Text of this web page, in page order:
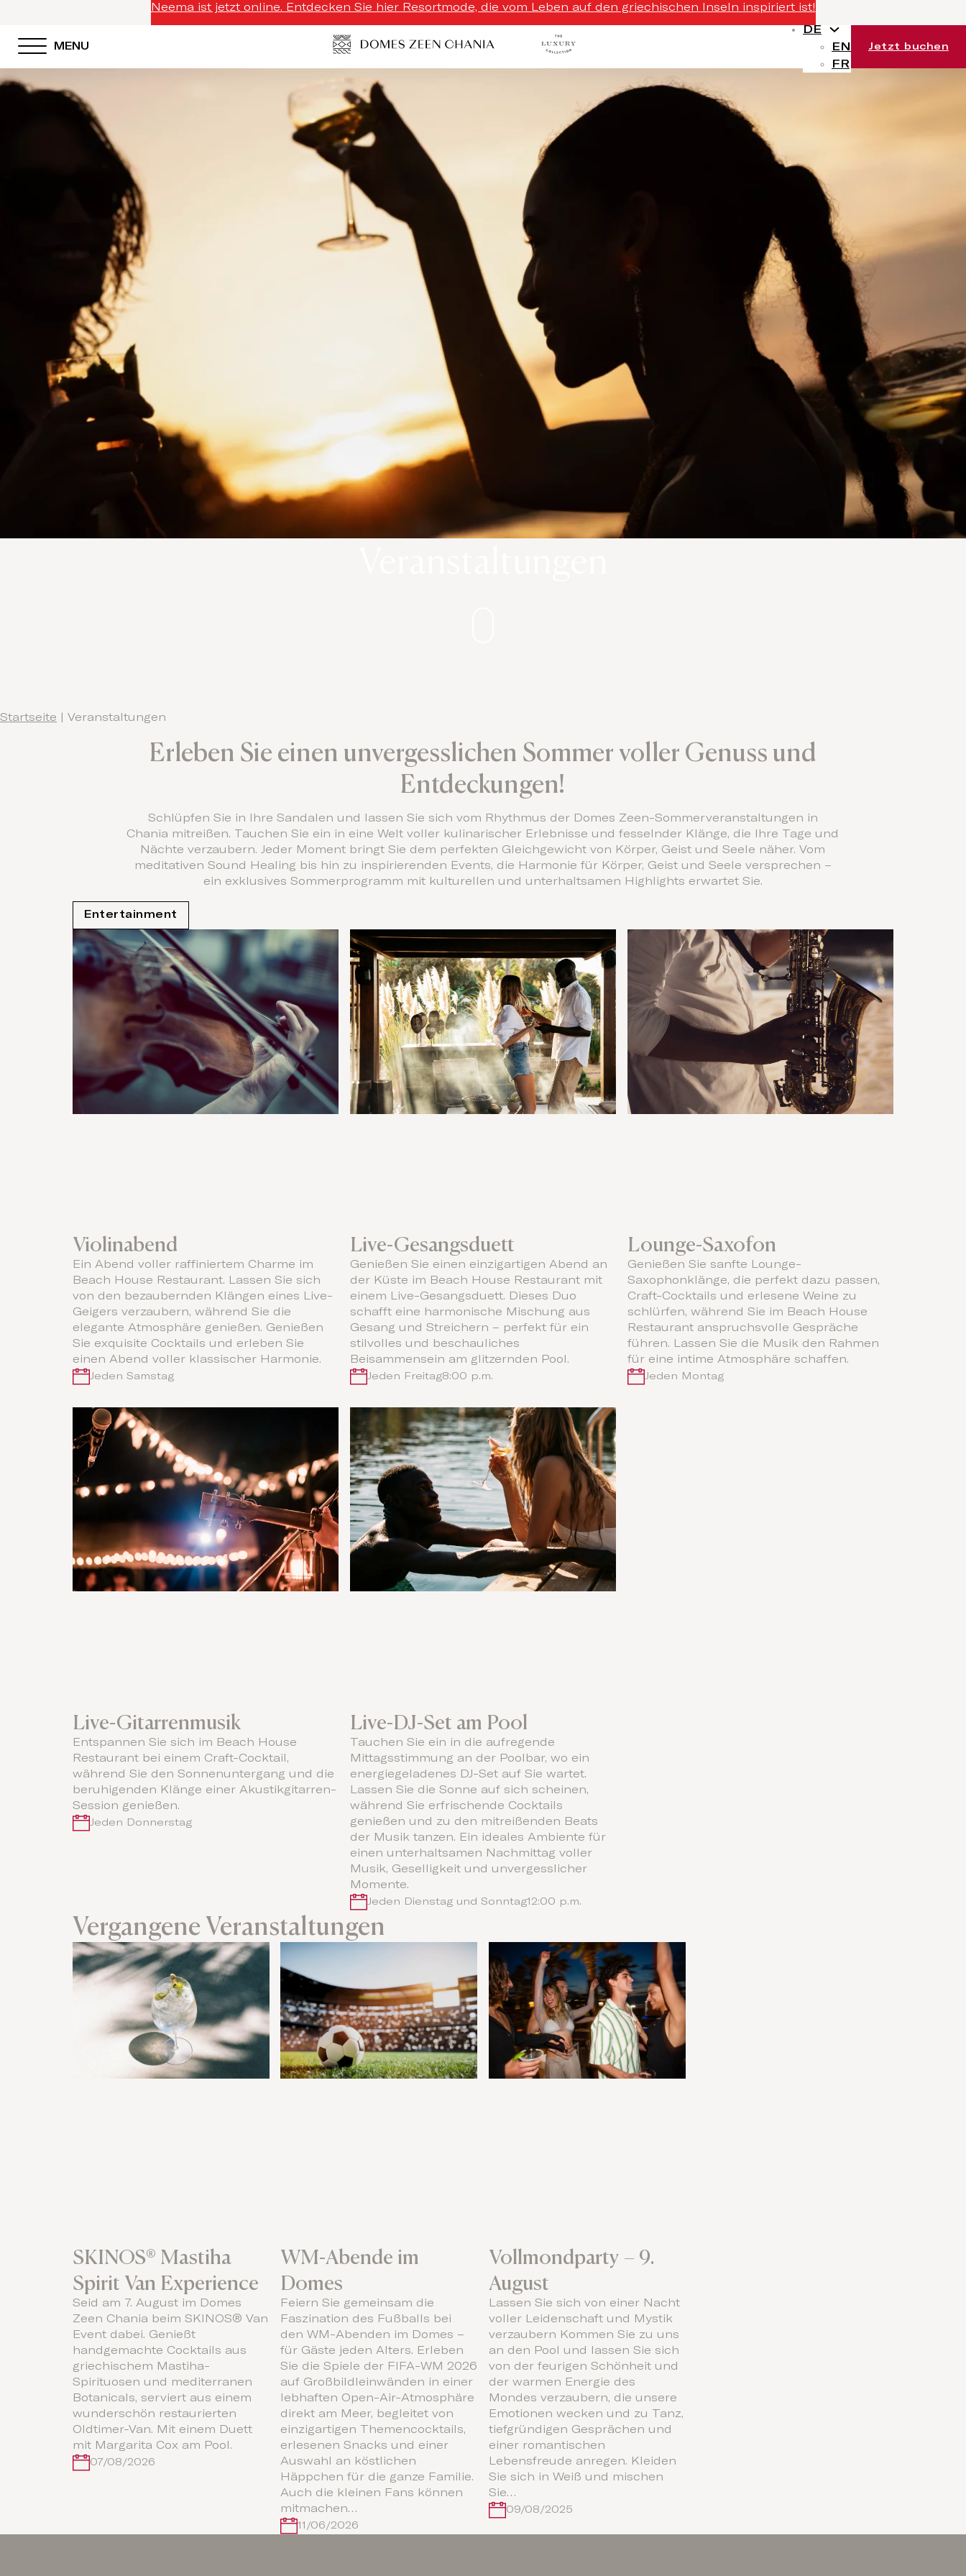
Neema ist jetzt online. Entdecken Sie hier Resortmode, die vom Leben auf den griechischen Inseln inspiriert ist!
MENU
DE
EN
FR
Jetzt buchen
Startseite Veranstaltungen
Erleben Sie einen unvergesslichen Sommer voller Genuss und
Entdeckungen!
Schlüpfen Sie in Ihre Sandalen und lassen Sie sich vom Rhythmus der Domes Zeen-Sommerveranstaltungen in
Chania mitreißen. Tauchen Sie ein in eine Welt voller kulinarischer Erlebnisse und fesselnder Klänge, die Ihre Tage und
Nächte verzaubern. Jeder Moment bringt Sie dem perfekten Gleichgewicht von Körper, Geist und Seele näher. Vom
meditativen Sound Healing bis hin zu inspirierenden Events, die Harmonie für Körper, Geist und Seele versprechen –
ein exklusives Sommerprogramm mit kulturellen und unterhaltsamen Highlights erwartet Sie.
Entertainment
Violinabend
Ein Abend voller raffiniertem Charme im
Beach House Restaurant. Lassen Sie sich
von den bezaubernden Klängen eines Live-
Geigers verzaubern, während Sie die
elegante Atmosphäre genießen. Genießen
Sie exquisite Cocktails und erleben Sie
einen Abend voller klassischer Harmonie.
Jeden Samstag
Live-Gesangsduett
Genießen Sie einen einzigartigen Abend an
der Küste im Beach House Restaurant mit
einem Live-Gesangsduett. Dieses Duo
schafft eine harmonische Mischung aus
Gesang und Streichern – perfekt für ein
stilvolles und beschauliches
Beisammensein am glitzernden Pool.
Jeden Freitag8:00 p.m.
Lounge-Saxofon
Genießen Sie sanfte Lounge-
Saxophonklänge, die perfekt dazu passen,
Craft-Cocktails und erlesene Weine zu
schlürfen, während Sie im Beach House
Restaurant anspruchsvolle Gespräche
führen. Lassen Sie die Musik den Rahmen
für eine intime Atmosphäre schaffen.
Jeden Montag
Live-Gitarrenmusik
Entspannen Sie sich im Beach House
Restaurant bei einem Craft-Cocktail,
während Sie den Sonnenuntergang und die
beruhigenden Klänge einer Akustikgitarren-
Session genießen.
Jeden Donnerstag
Live-DJ-Set am Pool
Tauchen Sie ein in die aufregende
Mittagsstimmung an der Poolbar, wo ein
energiegeladenes DJ-Set auf Sie wartet.
Lassen Sie die Sonne auf sich scheinen,
während Sie erfrischende Cocktails
genießen und zu den mitreißenden Beats
der Musik tanzen. Ein ideales Ambiente für
einen unterhaltsamen Nachmittag voller
Musik, Geselligkeit und unvergesslicher
Momente.
Jeden Dienstag und Sonntag12:00 p.m.
Vergangene Veranstaltungen
SKINOS® Mastiha
Spirit Van Experience
Seid am 7. August im Domes
Zeen Chania beim SKINOS® Van
Event dabei. Genießt
handgemachte Cocktails aus
griechischem Mastiha-
Spirituosen und mediterranen
Botanicals, serviert aus einem
wunderschön restaurierten
Oldtimer-Van. Mit einem Duett
mit Margarita Cox am Pool.
07/08/2026
WM-Abende im
Domes
Feiern Sie gemeinsam die
Faszination des Fußballs bei
den WM-Abenden im Domes –
für Gäste jeden Alters. Erleben
Sie die Spiele der FIFA-WM 2026
auf Großbildleinwänden in einer
lebhaften Open-Air-Atmosphäre
direkt am Meer, begleitet von
einzigartigen Themencocktails,
erlesenen Snacks und einer
Auswahl an köstlichen
Häppchen für die ganze Familie.
Auch die kleinen Fans können
mitmachen…
11/06/2026
Vollmondparty – 9.
August
Lassen Sie sich von einer Nacht
voller Leidenschaft und Mystik
verzaubern Kommen Sie zu uns
an den Pool und lassen Sie sich
von der feurigen Schönheit und
der warmen Energie des
Mondes verzaubern, die unsere
Emotionen wecken und zu Tanz,
tiefgründigen Gesprächen und
einer romantischen
Lebensfreude anregen. Kleiden
Sie sich in Weiß und mischen
Sie…
09/08/2025